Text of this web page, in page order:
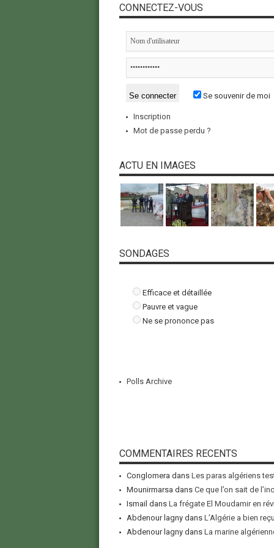
CONNECTEZ-VOUS
Se souvenir de moi
Inscription
Mot de passe perdu ?
ACTU EN IMAGES
SONDAGES
Efficace et détaillée
Pauvre et vague
Ne se prononce pas
Polls Archive
COMMENTAIRES RECENTS
Conglomera dans Les paras algériens
Mounirmarsa dans Ce que l’on sait de
Ismail dans La frégate El Moudamir en
Abdenour lagnydans L’Algérie a bien
Abdenour lagnydans La marine